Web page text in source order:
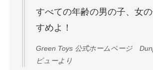
すべての年齢の男の子、女
すめよ！
Green Toys 公式ホームページ
ビューより